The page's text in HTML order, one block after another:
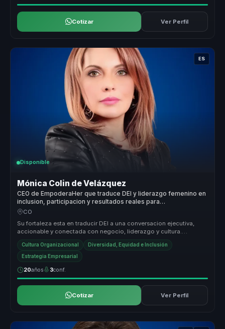
Cotizar Ver Perfil
ES
Disponible
Mónica Colin de Velázquez
CEO de EmpoderaHer que traduce DEI y liderazgo femenino en
inclusion, participacion y resultados reales para
organizaciones.
CO
Su fortaleza esta en traducir DEI a una conversacion ejecutiva,
accionable y conectada con negocio, liderazgo y cultura.
Combina sensibil...
Cultura Organizacional Diversidad, Equidad e Inclusión
Estrategia Empresarial
20años 3conf.
Cotizar Ver Perfil